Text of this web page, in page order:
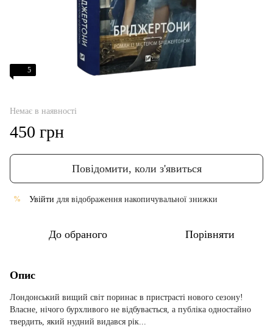
5
Немає в наявності
450 грн
Повідомити, коли з'явиться
% Увійти для відображення накопичувальної знижки
До обраного Порівняти
Опис
Лондонський вищий світ поринає в пристрасті нового сезону!
Власне, нічого бурхливого не відбувається, а публіка одностайно
твердить, який нудний видався рік...